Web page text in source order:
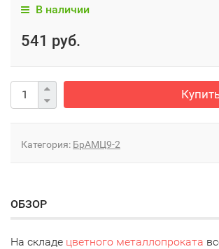
В наличии
541 руб.
Категория: БрАМЦ9-2
ОБЗОР
На складе цветного металлопроката